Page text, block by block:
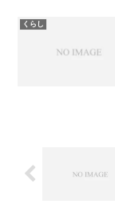
くらし